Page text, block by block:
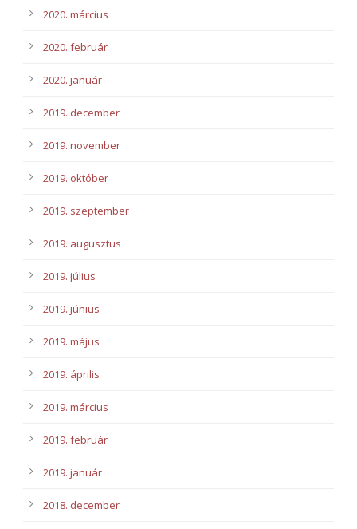
2020. március
2020. február
2020. január
2019. december
2019. november
2019. október
2019. szeptember
2019. augusztus
2019. július
2019. június
2019. május
2019. április
2019. március
2019. február
2019. január
2018. december